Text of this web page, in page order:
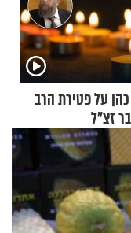
על פטירת הרב
זצ"ל